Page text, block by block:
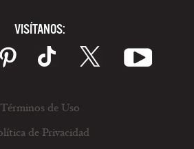
VISÍTANOS:
Términos de Uso
de Privacidad